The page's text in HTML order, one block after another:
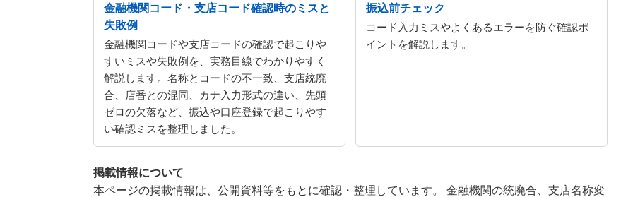
金融機関コード・支店コード確認時のミスと
失敗例
金融機関コードや支店コードの確認で起こりや
すいミスや失敗例を、実務目線でわかりやすく
解説します。名称とコードの不一致、支店統廃
合、店番との混同、カナ入力形式の違い、先頭
ゼロの欠落など、振込や口座登録で起こりやす
い確認ミスを整理しました。
振込前チェック
コード入力ミスやよくあるエラーを防ぐ確認ポ
イントを解説します。
掲載情報について
本ページの掲載情報は、公開資料等をもとに確認・整理しています。 金融機関の統廃合、支店名称変